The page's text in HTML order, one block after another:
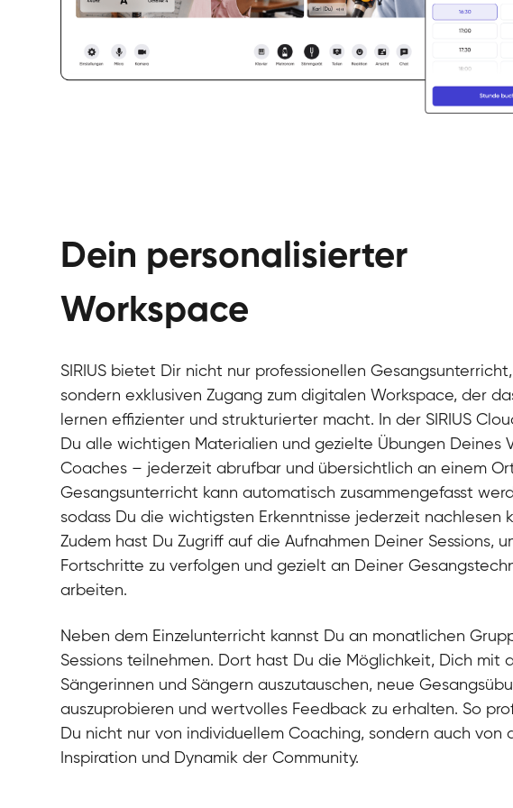
Dein personalisierter
Workspace
SIRIUS bietet Dir nicht nur professionellen Gesangsunterricht,
sondern exklusiven Zugang zum digitalen Workspace, der
lernen effizienter und strukturierter macht. In der SIRIUS
Du alle wichtigen Materialien und gezielte Übungen Deines
Coaches – jederzeit abrufbar und übersichtlich an einem
Gesangsunterricht kann automatisch zusammengefasst
sodass Du die wichtigsten Erkenntnisse jederzeit nachlesen
Zudem hast Du Zugriff auf die Aufnahmen Deiner Sessions,
Fortschritte zu verfolgen und gezielt an Deiner
arbeiten.
Neben dem Einzelunterricht kannst Du an monatlichen
Sessions teilnehmen. Dort hast Du die Möglichkeit, Dich mit
Sängerinnen und Sängern auszutauschen, neue
auszuprobieren und wertvolles Feedback zu erhalten. So
Du nicht nur von individuellem Coaching, sondern auch von
Inspiration und Dynamik der Community.